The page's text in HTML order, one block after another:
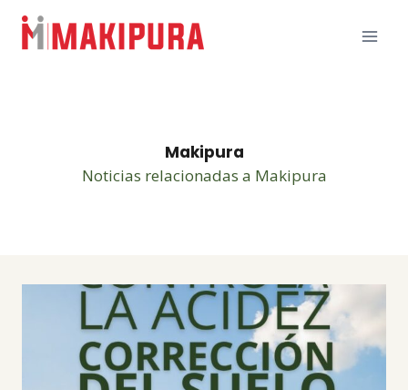
Skip
content
Makipura
Noticias relacionadas a Makipura